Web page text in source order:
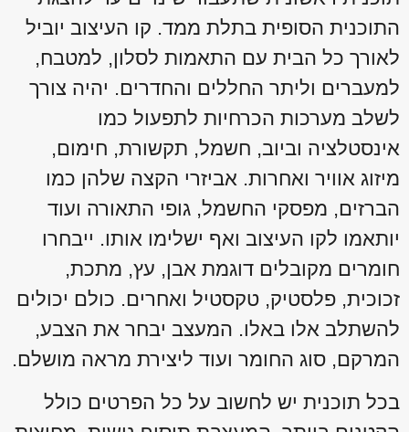
התוכנית הסופית בתלת ממד. קו העיצוב יוביל
לאורך כל הבית עם התאמות לסלון, למטבח,
למעברים וליתר החללים והחדרים. יהיה צורך
לשלב מערכות הכרחיות לתפעול כמו
אינסטלציה וביוב, חשמל, תקשורת, חימום,
מיזוג אוויר ואחרות. אביזרי הקצה שלהן כמו
הברזים, מפסקי החשמל, גופי התאורה ועוד
יותאמו לקו העיצוב ואף ישלימו אותו. ייבחרו
חומרים מקובלים דוגמת אבן, עץ, מתכת,
זכוכית, פלסטיק, טקסטיל ואחרים. כולם יכולים
להשתלב אלו באלו. המעצב יבחר את הצבע,
המרקם, סוג החומר ועוד ליצירת מראה מושלם.
בכל תוכנית יש לחשוב על כל הפרטים כולל